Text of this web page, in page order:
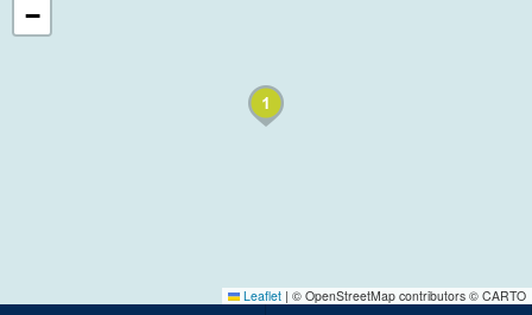
−
Leaflet | © OpenStreetMap contributors © CARTO